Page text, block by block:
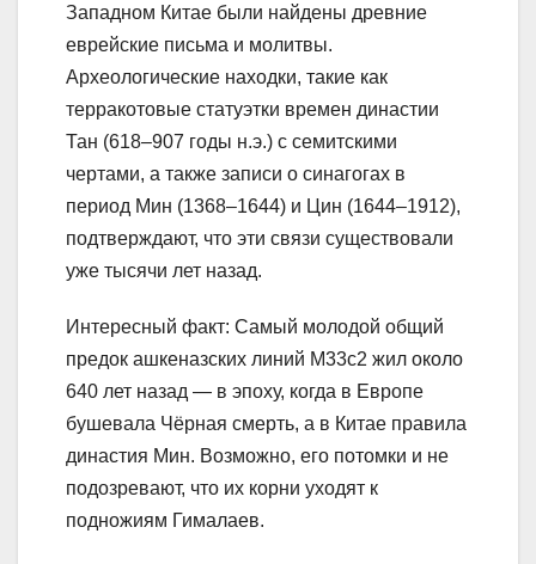
Западном Китае были найдены древние
еврейские письма и молитвы.
Археологические находки, такие как
терракотовые статуэтки времен династии
Тан (618–907 годы н.э.) с семитскими
чертами, а также записи о синагогах в
период Мин (1368–1644) и Цин (1644–1912),
подтверждают, что эти связи существовали
уже тысячи лет назад.
Интересный факт: Самый молодой общий
предок ашкеназских линий M33c2 жил около
640 лет назад — в эпоху, когда в Европе
бушевала Чёрная смерть, а в Китае правила
династия Мин. Возможно, его потомки и не
подозревают, что их корни уходят к
подножиям Гималаев.